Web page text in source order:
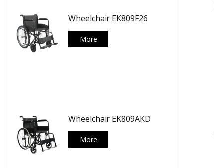
Wheelchair EK809F26
More
Wheelchair EK809AKD
More